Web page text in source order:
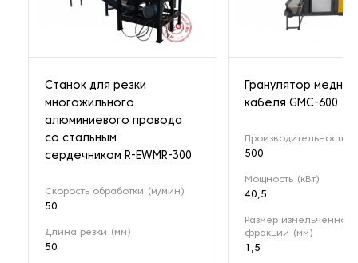
Станок для резки
многожильного
алюминиевого провода
со стальным
сердечником R-EWMR-300
Скорость обработки (м/мин)
50
Длина резки (мм)
50
Гранулятор
кабеля GMC-600
Производительность
500
Мощность (кВт)
40,5
Размер измельченной
фракции (мм)
1,5